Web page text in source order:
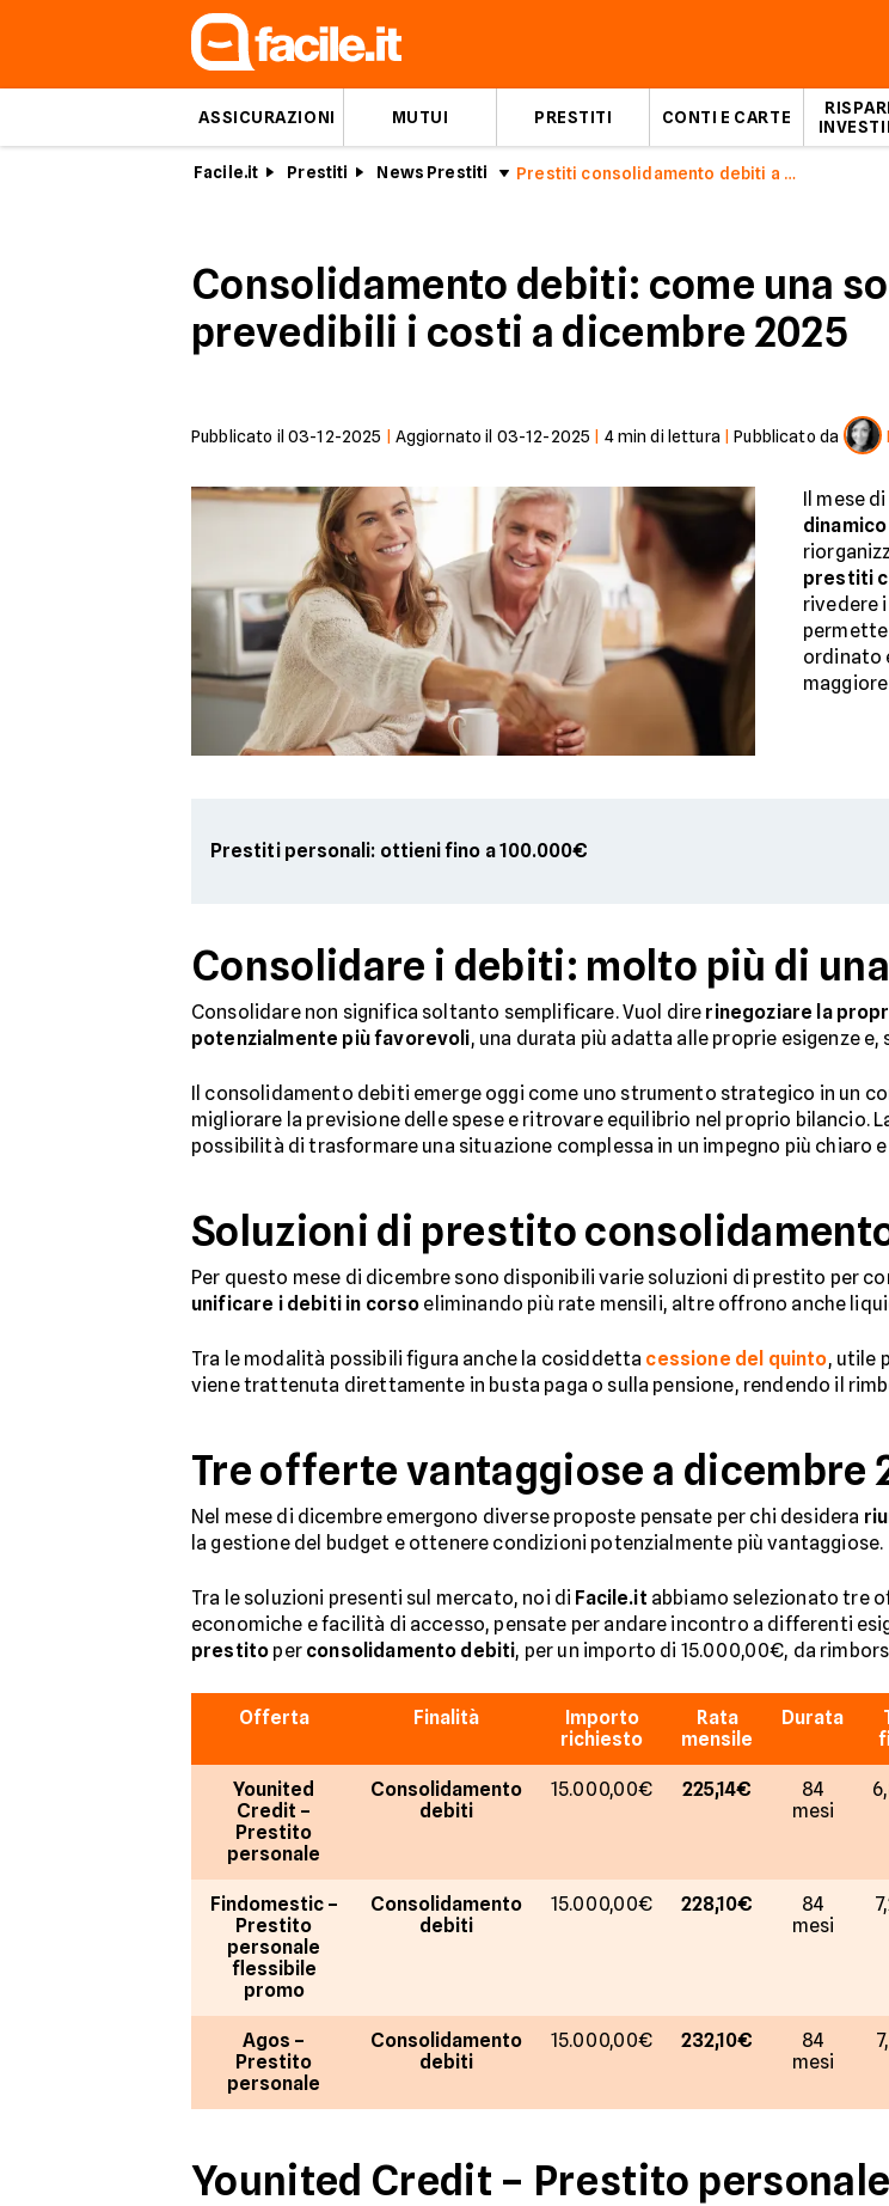
ASSICURAZIONI MUTUI PRESTITI CONTI E CARTE
Facile.it Prestiti News Prestiti Prestiti consolidamento debiti a dicembre 2025
Consolidamento debiti: come una
prevedibili i costi a dicembre 2025
Pubblicato il 03-12-2025 Aggiornato il 03-12-2025 4min di lettura |Pubblicato da
Il mese
dinamico
prestiti
rivedere
permette
ordinato
Prestiti personali: ottieni fino a 100.000€
Consolidare i debiti: molto più di
Consolidare non significa soltanto semplificare. Vuol dire rinegoziare la
potenzialmente più favorevoli, una durata più adatta alle proprie esigenze
Il consolidamento debiti emerge oggi come uno strumento strategico in un
migliorare la previsione delle spese e ritrovare equilibrio nel proprio bilancio.
possibilità di trasformare una situazione complessa in un impegno più chiaro
Soluzioni di prestito
Per questo mese di dicembre sono disponibili varie soluzioni di prestito per
unificare i debiti in corso eliminando più rate mensili, altre offrono anche
Tra le modalità possibili figura anche la cosiddetta cessione del quinto, utile
viene trattenuta direttamente in busta paga o sulla pensione, rendendo il
Tre offerte vantaggiose a dicembre
Nel mese di dicembre emergono diverse proposte pensate per chi desidera
la gestione del budget e ottenere condizioni potenzialmente più vantaggiose.
Tra le soluzioni presenti sul mercato, noi di Facile.it abbiamo selezionato tre
economiche e facilità di accesso, pensate per andare incontro a differenti
prestito per consolidamento debiti, per un importo di 15.000,00€, da
Offerta Finalità
Importo
richiesto
Rata
mensile
Durata
Younited
Credit –
Prestito
personale
Consolidamento
debiti
15.000,00€ 225,14€
84
mesi
Findomestic –
Prestito
personale
flessibile
promo
Consolidamento
debiti
15.000,00€ 228,10€
84
mesi
Agos –
Prestito
personale
Consolidamento
debiti
15.000,00€ 232,10€
84
mesi
Younited Credit – Prestito personale